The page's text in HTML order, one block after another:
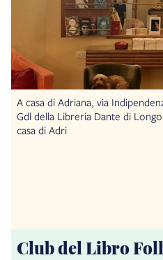
A casa di Adriana, via
Gdl della Libreria Dante di
casa di Adri
Club del Libro